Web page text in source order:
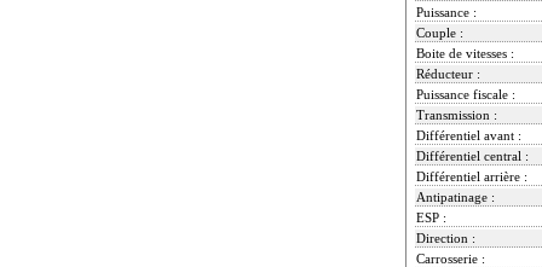
Puissance :
Couple :
Boite de vitesses :
Réducteur :
Puissance fiscale :
Transmission :
Différentiel avant :
Différentiel central :
Différentiel arrière :
Antipatinage :
ESP :
Direction :
Carrosserie :